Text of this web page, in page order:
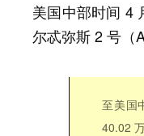
美国中部时间 4
尔忒弥斯 2 号（
至美国
40.02